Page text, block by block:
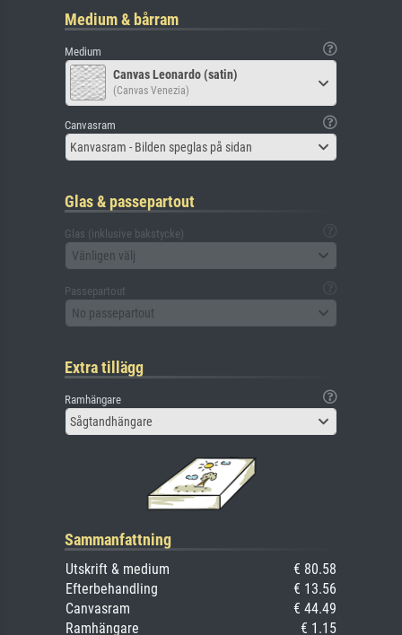
Medium & bårram
Medium
Canvas Leonardo (satin)
(Canvas Venezia)
Canvasram
Kanvasram - Bilden speglas på sidan
Glas & passepartout
Glas (inklusive bakstycke)
Vänligen välj
Passepartout
No passepartout
Extra tillägg
Ramhängare
Sågtandhängare
Sammanfattning
Utskrift & medium
€ 80.58
Efterbehandling
€ 13.56
Canvasram
€ 44.49
Ramhängare
€ 1.15